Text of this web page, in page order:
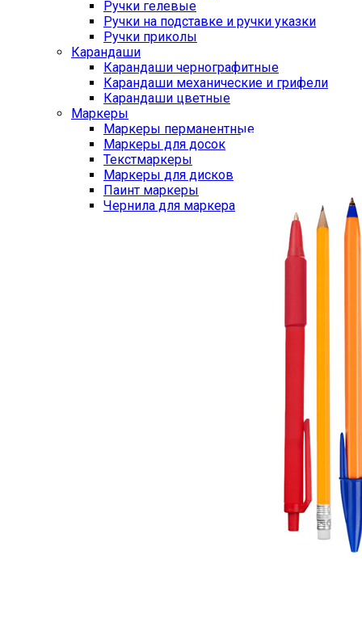
Ручки гелевые
Ручки на подставке и ручки указки
Ручки приколы
Карандаши
Карандаши чернографитные
Карандаши механические и грифели
Карандаши цветные
Маркеры
Маркеры перманентные
Маркеры для досок
Текстмаркеры
Маркеры для дисков
Паинт маркеры
Чернила для маркера